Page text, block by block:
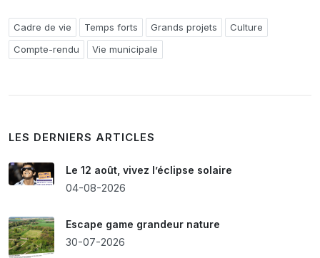
Cadre de vie Temps forts Grands projets
Culture
Compte-rendu
Vie municipale
LES DERNIERS ARTICLES
Le 12 août, vivez l’éclipse solaire
04-08-2026
Escape game grandeur nature
30-07-2026